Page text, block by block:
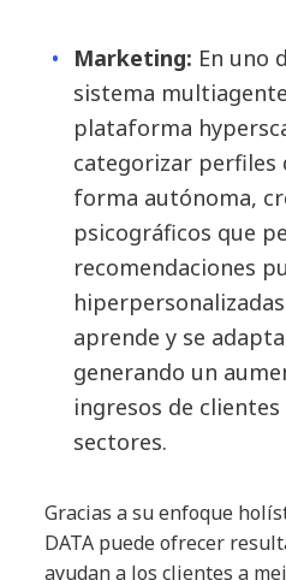
Marketing: En uno
sistema
plataforma
categorizar perfiles
forma autónoma,
psicográficos que
recomendaciones
aprende y se
generando un
ingresos de
sectores.
Gracias a su enfoque
DATA puede ofrecer
ayudan a los clientes a